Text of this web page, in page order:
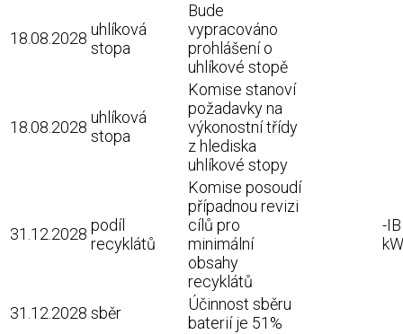
18.08.2028 uhlíková
stopa
Bude
vypracováno
prohlášení o
uhlíkové stopě
18.08.2028
uhlíková
stopa
Komise stanoví
požadavky na
výkonostní třídy
z hlediska
uhlíkové stopy
31.12.2028 podíl
recyklátů
Komise posoudí
případnou revizi
cílů pro
minimální
obsahy
recyklátů
-
31.12.2028 sběr
Účinnost sběru
baterií je 51%